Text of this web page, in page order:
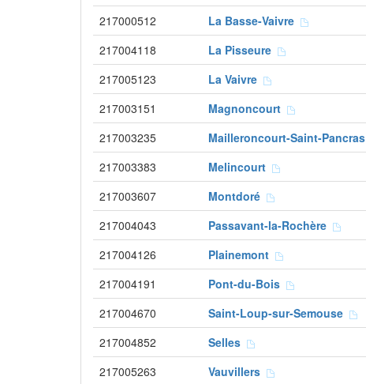
217000512 La Basse-Vaivre
217004118 La Pisseure
217005123 La Vaivre
217003151 Magnoncourt
217003235 Mailleroncourt-Saint-Pancras
217003383 Melincourt
217003607 Montdoré
217004043 Passavant-la-Rochère
217004126 Plainemont
217004191 Pont-du-Bois
217004670 Saint-Loup-sur-Semouse
217004852 Selles
217005263 Vauvillers